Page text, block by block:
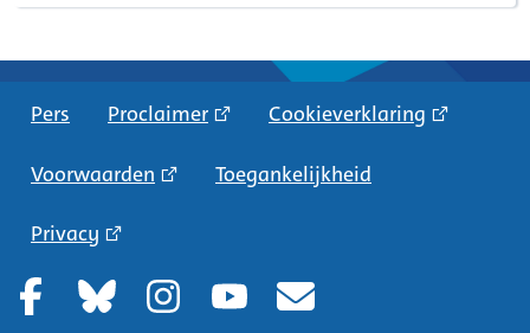
Pers Proclaimer Cookieverklaring
Voorwaarden Toegankelijkheid
Privacy